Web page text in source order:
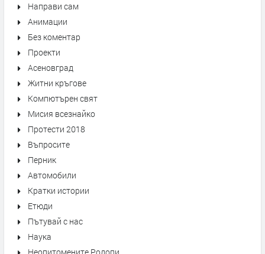
Направи сам
Анимации
Без коментар
Проекти
Асеновград
Житни кръгове
Компютърен свят
Мисия всезнайко
Протести 2018
Въпросите
Перник
Автомобили
Кратки истории
Етюди
Пътувай с нас
Наука